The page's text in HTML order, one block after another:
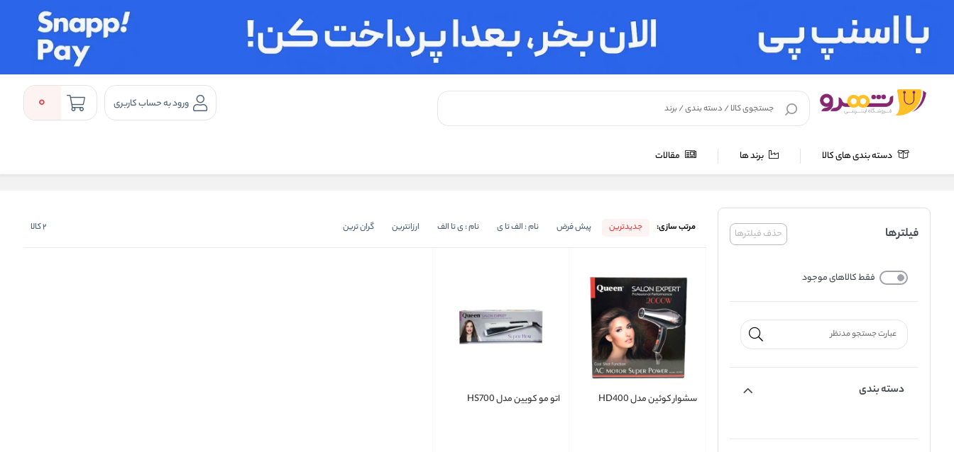
ورود به حساب کاربری 0
دسته بندی های کالا برند ها مقالات
خانه برند ها
حذف فیلترها فیلترها
فقط کالاهای موجود
دسته بندی
مرتب سازی: جدیدترین پیش فرض نام : الف تا ی نام : ی تا الف ارزانترین گران ترین 2کالا
سشوار کوئین مدل HD400 اتو مو کویین مدل HS700